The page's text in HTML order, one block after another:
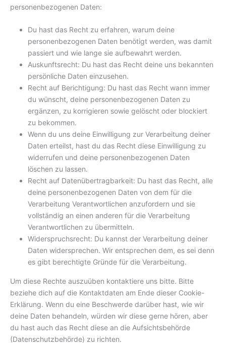
personenbezogenen Daten:
Du hast das Recht zu erfahren, warum deine
personenbezogenen Daten benötigt werden, was damit
passiert und wie lange sie aufbewahrt werden.
Auskunftsrecht: Du hast das Recht deine uns bekannten
persönliche Daten einzusehen.
Recht auf Berichtigung: Du hast das Recht wann immer
du wünscht, deine personenbezogenen Daten zu
ergänzen, zu korrigieren sowie gelöscht oder blockiert
zu bekommen.
Wenn du uns deine Einwilligung zur Verarbeitung deiner
Daten erteilst, hast du das Recht diese Einwilligung zu
widerrufen und deine personenbezogenen Daten
löschen zu lassen.
Recht auf Datenübertragbarkeit: Du hast das Recht, alle
deine personenbezogenen Daten von dem für die
Verarbeitung Verantwortlichen anzufordern und sie
vollständig an einen anderen für die Verarbeitung
Verantwortlichen zu übermitteln.
Widerspruchsrecht: Du kannst der Verarbeitung deiner
Daten widersprechen. Wir entsprechen dem, es sei denn
es gibt berechtigte Gründe für die Verarbeitung.
Um diese Rechte auszuüben kontaktiere uns bitte. Bitte
beziehe dich auf die Kontaktdaten am Ende dieser Cookie-
Erklärung. Wenn du eine Beschwerde darüber hast, wie wir
deine Daten behandeln, würden wir diese gerne hören, aber
du hast auch das Recht diese an die Aufsichtsbehörde
(Datenschutzbehörde) zu richten.